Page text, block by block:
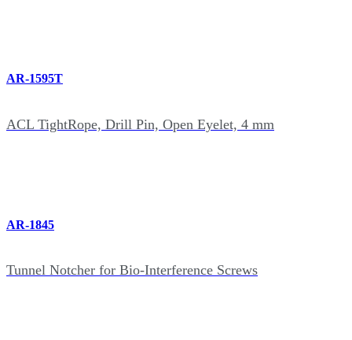
AR-1595T
ACL TightRope, Drill Pin, Open Eyelet, 4 mm
AR-1845
Tunnel Notcher for Bio-Interference Screws